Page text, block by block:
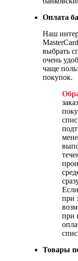
Оплата
Наш
выбрать
очень
чаще
покупок.
при
при
Товары